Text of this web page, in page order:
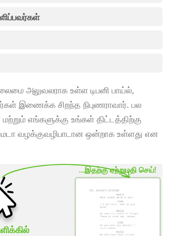
அலுவலராக உள்ள டிபனி பாய்ல்,
இணைக்க சிறந்த நிபுணராவார். பல
எங்களுக்கு உங்கள் திட்டத்திற்கு
வழக்குவழிபாடான ஒன்றாக உள்ளது என
...இதற்கு ஏற்றுமதி செய்!